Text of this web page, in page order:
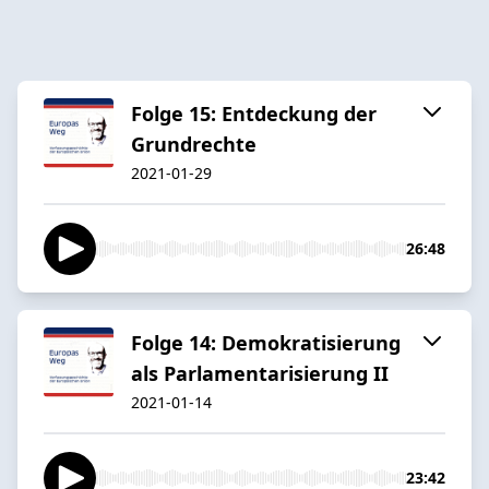
Folge 15: Entdeckung der
Grundrechte
2021-01-29
26:48
Folge 14: Demokratisierung
als Parlamentarisierung II
2021-01-14
23:42